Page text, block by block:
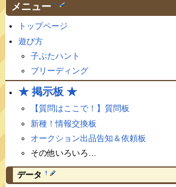
メニュー †
トップページ
遊び方
子ぶたハント
ブリーディング
★ 掲示板 ★
【質問はここで！】質問板
新種！情報交換板
オークション出品告知＆依頼板
その他いろいろ…
データ †